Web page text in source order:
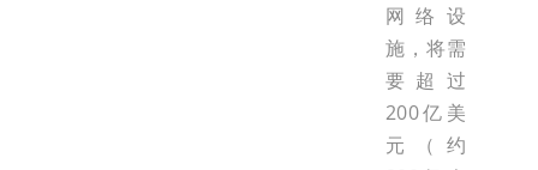
网络设
施，将需
要超过
200亿美
元（约